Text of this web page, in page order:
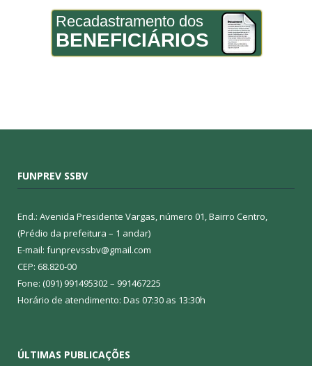
Recadastramento dos
BENEFICIÁRIOS
FUNPREV SSBV
End.: Avenida Presidente Vargas, número 01, Bairro Centro,
(Prédio da prefeitura – 1 andar)
E-mail: funprevssbv@gmail.com
CEP: 68.820-00
Fone: (091) 991495302 – 991467225
Horário de atendimento: Das 07:30 as 13:30h
ÚLTIMAS PUBLICAÇÕES